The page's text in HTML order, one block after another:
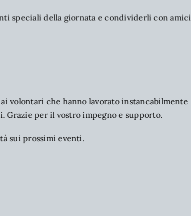
speciali della giornata e condividerli con amici
volontari che hanno lavorato instancabilmente
Grazie per il vostro impegno e supporto.
sui prossimi eventi.